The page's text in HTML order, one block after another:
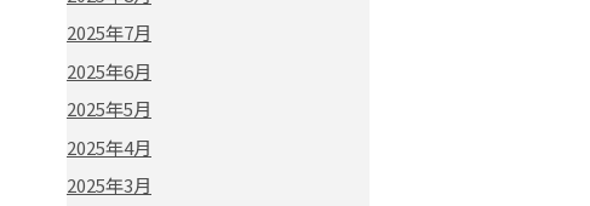
2025年7月
2025年6月
2025年5月
2025年4月
2025年3月